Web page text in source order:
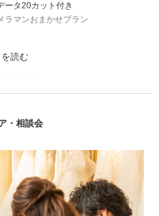
ータ20カット付き
マンおまかせプラン
、グリーンに囲まれたエントランス
提示ください
・相談会